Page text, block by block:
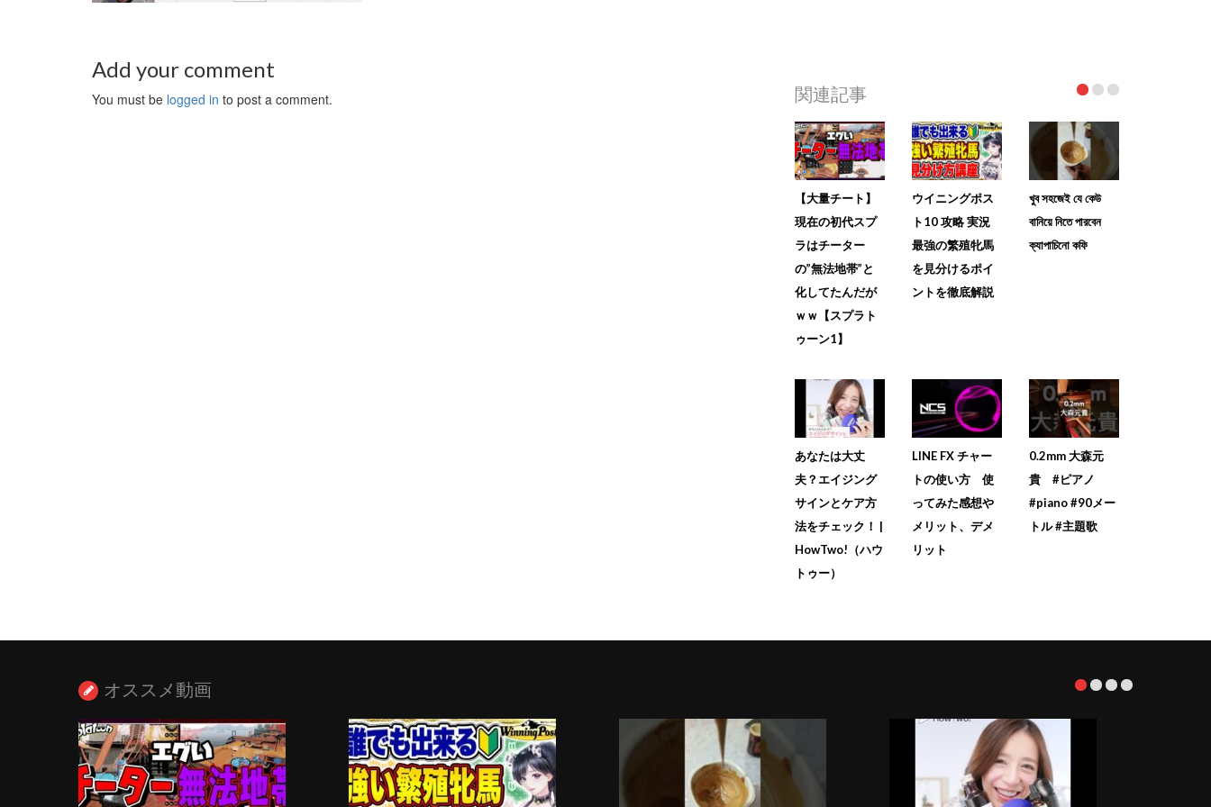
Add your comment
You must be logged in to post a comment. 関連記事
【大量チート】
現在の初代スプ
ラはチーター
の”無法地帯”と
化してたんだが
ｗｗ【スプラト
ゥーン1】
ウイニングポス
ト10 攻略 実況
最強の繁殖牝馬
を見分けるポイ
ントを徹底解説
খুব সহজেই যে কেউ
বানিয়ে নিতে পারবেন
ক্যাপাচিনো কফি
あなたは大丈
夫？エイジング
サインとケア方
法をチェック！ |
HowTwo!（ハウ
トゥー）
LINE FX チャー
トの使い方 使
ってみた感想や
メリット、デメ
リット
0.2mm 大森元
貴 #ピアノ
#piano #90メー
トル #主題歌
オススメ動画